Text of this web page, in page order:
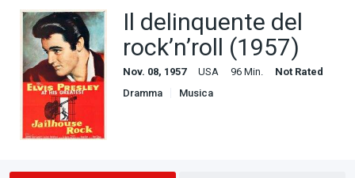
Il delinquente del
rock’n’roll (1957)
Nov. 08, 1957 USA 96 Min.
Not Rated
Dramma
Musica